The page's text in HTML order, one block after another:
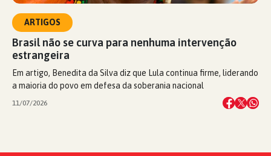
ARTIGOS
Brasil não se curva para nenhuma intervenção
estrangeira
Em artigo, Benedita da Silva diz que Lula continua firme, liderando
a maioria do povo em defesa da soberania nacional
11/07/2026